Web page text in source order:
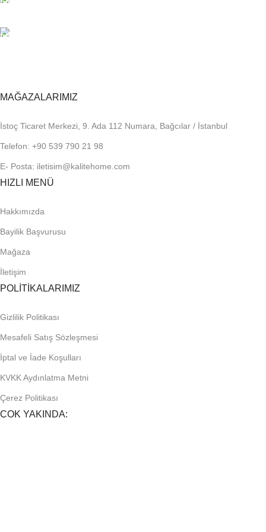
MAĞAZALARIMIZ
İstoç Ticaret Merkezi, 9. Ada 112 Numara, Bağcılar / İstanbul
Telefon: +90 539 790 21 98
E- Posta: iletisim@kalitehome.com
HIZLI MENÜ
Hakkımızda
Bayilik Başvurusu
Mağaza
İletişim
POLİTİKALARIMIZ
Gizlilik Politikası
Mesafeli Satış Sözleşmesi
İptal ve İade Koşulları
KVKK Aydınlatma Metni
Çerez Politikası
ÇOK YAKINDA: